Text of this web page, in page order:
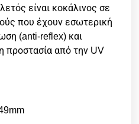
είναι κοκάλινος σε
που έχουν εσωτερική
(anti-reflex) και
από την UV